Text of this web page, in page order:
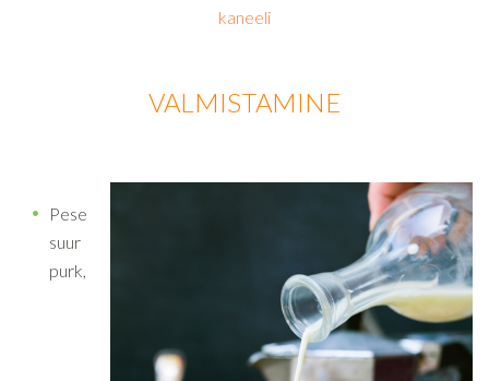
kaneeli
VALMISTAMINE
Pese
suur
purk,